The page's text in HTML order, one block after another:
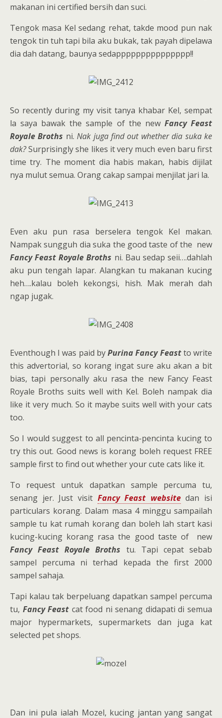
makanan ini certified bersih dan suci.
Tengok masa Kel sedang rehat, takde mood pun nak
tengok tin tuh tapi bila aku bukak, tak payah dipelawa
dia dah datang, baunya sedappppppppppppppp!!
So recently during my visit tanya khabar Kel, sempat
la saya bawak the sample of the new Fancy Feast
Royale Broths ni.Nak juga find out whether dia suka ke
dak?Surprisingly she likes it very much even baru first
time try. The moment dia habis makan, habis dijilat
nya mulut semua. Orang cakap sampai menjilat jari la.
Even aku pun rasa berselera tengok Kel makan.
Nampak sungguh dia suka the good taste of the new
Fancy Feast Royale Broths ni. Bau sedap seii….dahlah
aku pun tengah lapar. Alangkan tu makanan kucing
heh….kalau boleh kekongsi, hish. Mak merah dah
ngap jugak.
Eventhough I was paid byPurina Fancy Feastto write
this advertorial, so korang ingat sure aku akan a bit
bias, tapi personally aku rasa the new Fancy Feast
Royale Broths suits well with Kel. Boleh nampak dia
like it very much. So it maybe suits well with your cats
too.
So I would suggest to all pencinta-pencinta kucing to
try this out. Good news is korang boleh request FREE
sample first to find out whether your cute cats like it.
To request untuk dapatkan sample percuma tu,
senang jer. Just visit Fancy Feast websitedan isi
particulars korang. Dalam masa 4 minggu sampailah
sample tu kat rumah korang dan boleh lah start kasi
kucing-kucing korang rasa the good taste of new
Fancy Feast Royale Broths tu. Tapi cepat sebab
sampel percuma ni terhad kepada the first 2000
sampel sahaja.
Tapi kalau tak berpeluang dapatkan sampel percuma
tu, Fancy Feast cat food ni senang didapati di semua
major hypermarkets, supermarkets dan juga kat
selected pet shops.
Dan ini pula ialah Mozel, kucing jantan yang sangat